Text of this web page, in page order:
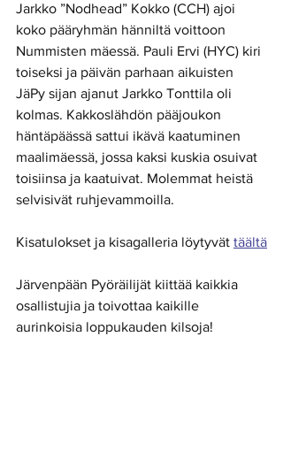
Jarkko ”Nodhead” Kokko (CCH) ajoi
koko pääryhmän hänniltä voittoon
Nummisten mäessä. Pauli Ervi (HYC) kiri
toiseksi ja päivän parhaan aikuisten
JäPy sijan ajanut Jarkko Tonttila oli
kolmas. Kakkoslähdön pääjoukon
häntäpäässä sattui ikävä kaatuminen
maalimäessä, jossa kaksi kuskia osuivat
toisiinsa ja kaatuivat. Molemmat heistä
selvisivät ruhjevammoilla.
Kisatulokset ja kisagalleria löytyvät täältä
Järvenpään Pyöräilijät kiittää kaikkia
osallistujia ja toivottaa kaikille
aurinkoisia loppukauden kilsoja!